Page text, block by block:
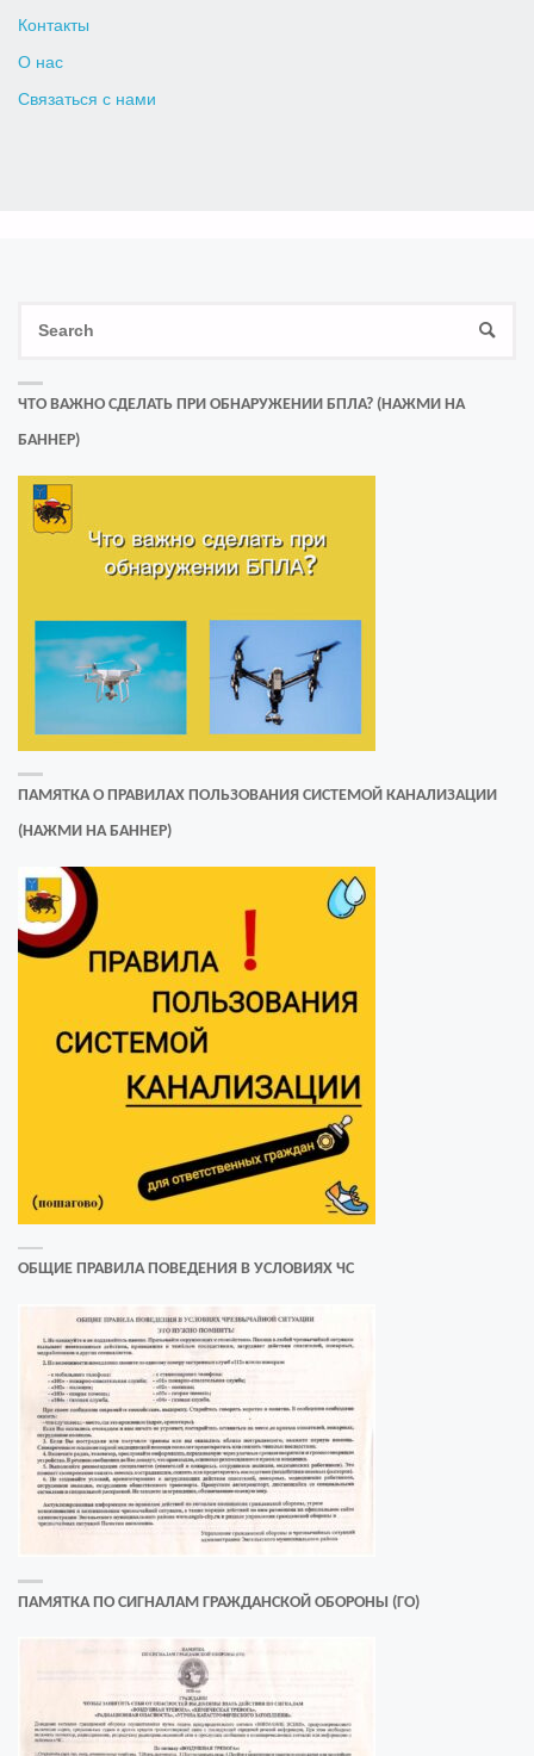
Контакты
О нас
Связаться с нами
ЧТО ВАЖНО СДЕЛАТЬ ПРИ ОБНАРУЖЕНИИ БПЛА? (НАЖМИ НА
БАННЕР)
ПАМЯТКА О ПРАВИЛАХ ПОЛЬЗОВАНИЯ СИСТЕМОЙ КАНАЛИЗАЦИИ
(НАЖМИ НА БАННЕР)
ОБЩИЕ ПРАВИЛА ПОВЕДЕНИЯ В УСЛОВИЯХ ЧС
ПАМЯТКА ПО СИГНАЛАМ ГРАЖДАНСКОЙ ОБОРОНЫ (ГО)